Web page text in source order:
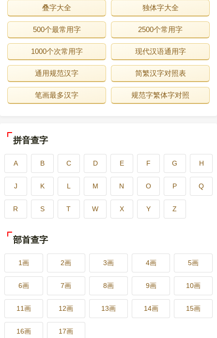
叠字大全 独体字大全
500个最常用字 2500个常用字
1000个次常用字 现代汉语通用字
通用规范汉字 简繁汉字对照表
笔画最多汉字 规范字繁体字对照
拼音查字
A B C D E F G H
J K L M N O P Q
R S T W X Y Z
部首查字
1画 2画 3画 4画 5画
6画 7画 8画 9画 10画
11画 12画 13画 14画 15画
16画 17画